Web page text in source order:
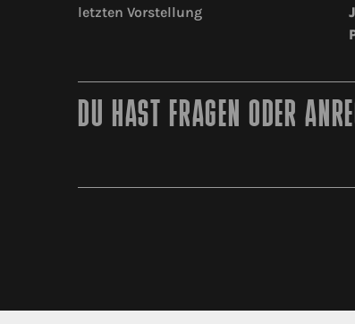
letzten Vorstellung
DU HAST FRAGEN ODER